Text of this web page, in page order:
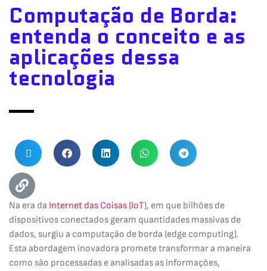
Computação de Borda:
entenda o conceito e as
aplicações dessa
tecnologia
Na era da Internet das Coisas (IoT), em que bilhões de
dispositivos conectados geram quantidades massivas de
dados, surgiu a computação de borda (edge computing).
Esta abordagem inovadora promete transformar a maneira
como são processadas e analisadas as informações,